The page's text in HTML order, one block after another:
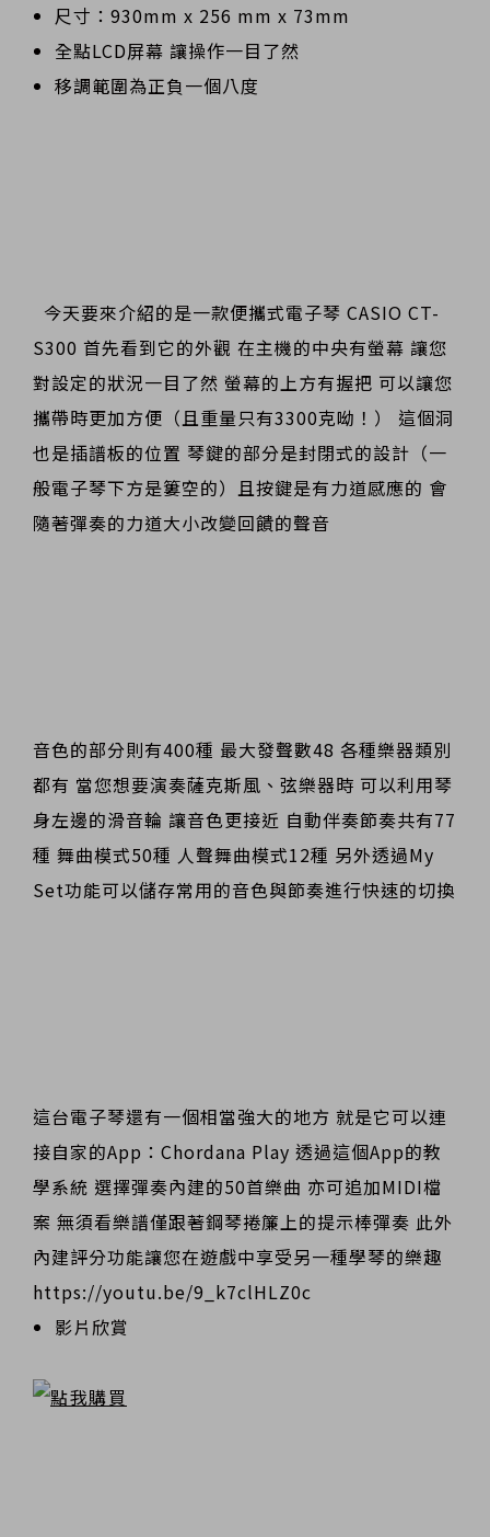
尺寸：930mm x 256 mm x 73mm
全點LCD屏幕 讓操作一目了然
移調範圍為正負一個八度
今天要來介紹的是一款便攜式電子琴 CASIO CT-
S300 首先看到它的外觀 在主機的中央有螢幕 讓您
對設定的狀況一目了然 螢幕的上方有握把 可以讓您
攜帶時更加方便（且重量只有3300克呦！） 這個洞
也是插譜板的位置 琴鍵的部分是封閉式的設計（一
般電子琴下方是簍空的）且按鍵是有力道感應的 會
隨著彈奏的力道大小改變回饋的聲音
音色的部分則有400種 最大發聲數48 各種樂器類別
都有 當您想要演奏薩克斯風、弦樂器時 可以利用琴
身左邊的滑音輪 讓音色更接近 自動伴奏節奏共有77
種 舞曲模式50種 人聲舞曲模式12種 另外透過My
Set功能可以儲存常用的音色與節奏進行快速的切換
這台電子琴還有一個相當強大的地方 就是它可以連
接自家的App：Chordana Play 透過這個App的教
學系統 選擇彈奏內建的50首樂曲 亦可追加MIDI檔
案 無須看樂譜僅跟著鋼琴捲簾上的提示棒彈奏 此外
內建評分功能讓您在遊戲中享受另一種學琴的樂趣
https://youtu.be/9_k7clHLZ0c
影片欣賞